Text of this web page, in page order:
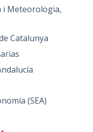
i Meteorologia,
Catalunya
(SEA)